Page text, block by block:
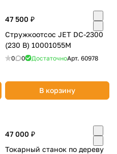
47 500 ₽
Стружкоотсос JET DC-2300
(230 В) 10001055M
0 0 ДостаточноАрт. 60978
В корзину
47 000 ₽
Токарный станок по дереву